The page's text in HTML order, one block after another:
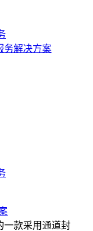
务解决方案
一款采用通道封